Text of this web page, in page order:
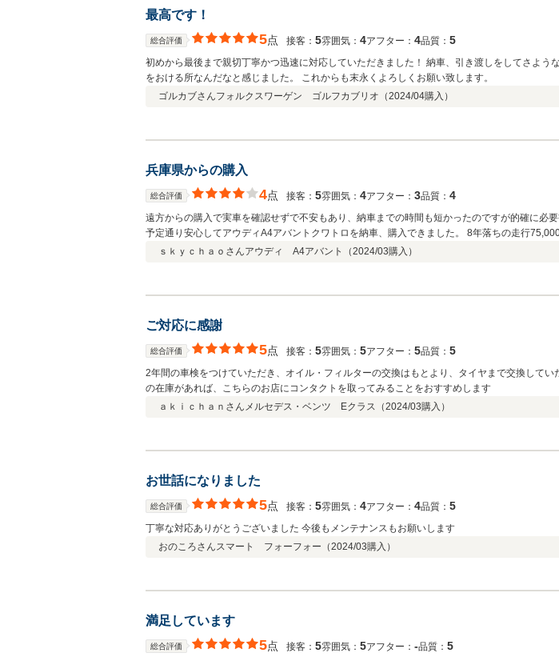
最高です！
総合評価 5点 接客： 5雰囲気： 4アフター： 4品質： 5
初めから最後まで親切丁寧かつ迅速に対応していただきました！ 納車、引き渡しをしてさよ
をおける所なんだなと感じました。 これからも末永くよろしくお願い致します。
ゴルカブさんフォルクスワーゲン ゴルフカブリオ（2024/04購入）
兵庫県からの購入
総合評価 4点 接客： 5雰囲気： 4アフター： 3品質： 4
遠方からの購入で実車を確認せずで不安もあり、納車までの時間も短かったのですが的確に
予定通り安心してアウディA4アバントクワトロを納車、購入できました。 8年落ちの走行
そのものの感覚です。納車時におまけにタイヤ付きの純正アルミホイール4本をサプライズ的
ｓｋｙｃｈａｏさんアウディ A4アバント（2024/03購入）
ご対応に感謝
総合評価 5点 接客： 5雰囲気： 5アフター： 5品質： 5
2年間の車検をつけていただき、オイル・フィルターの交換はもとより、タイヤまで交換していただきました 千葉から仙台まで、安心して、運転して帰ること
の在庫があれば、こちらのお店にコンタクトを取ってみることをおすすめします
ａｋｉｃｈａｎさん メルセデス・ベンツ Eクラス（2024/03購入）
お世話になりました
総合評価 5点 接客： 5雰囲気： 4アフター： 4品質： 5
丁寧な対応ありがとうございました 今後もメンテナンスもお願いします
おのころさんスマート フォーフォー（2024/03購入）
満足しています
総合評価 5点 接客： 5雰囲気： 5アフター： ‐品質： 5